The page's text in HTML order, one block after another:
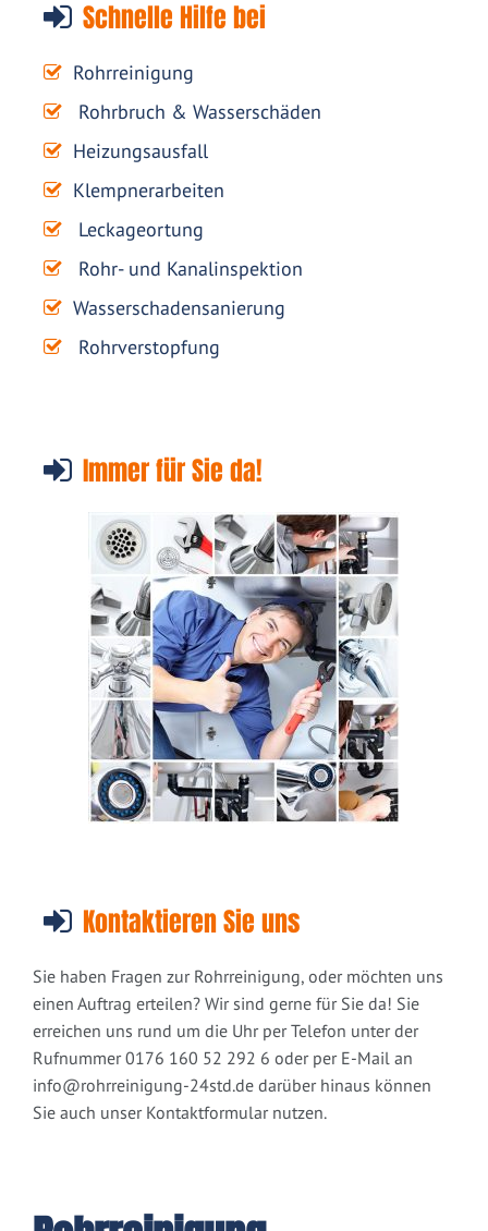
Schnelle Hilfe bei
Rohrreinigung
Rohrbruch & Wasserschäden
Heizungsausfall
Klempnerarbeiten
Leckageortung
Rohr- und Kanalinspektion
Wasserschadensanierung
Rohrverstopfung
Immer für Sie da!
Kontaktieren Sie uns
Sie haben Fragen zur Rohrreinigung, oder möchten uns
einen Auftrag erteilen? Wir sind gerne für Sie da! Sie
erreichen uns rund um die Uhr per Telefon unter der
Rufnummer 0176 160 52 292 6 oder per E-Mail an
info@rohrreinigung-24std.de darüber hinaus können
Sie auch unser Kontaktformular nutzen.